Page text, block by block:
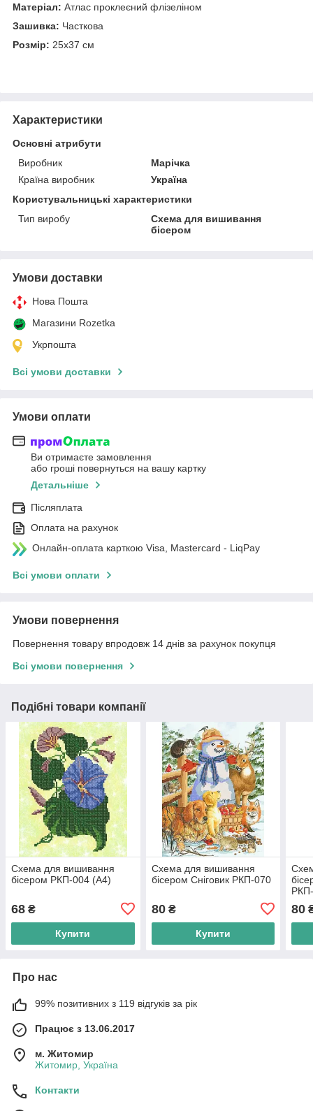
Матеріал: Атлас проклеєний флізеліном
Зашивка: Часткова
Розмір: 25х37 см
Характеристики
Основні атрибути
Виробник
Марічка
Країна виробник
Україна
Користувальницькі характеристики
Тип виробу
Схема для вишивання
бісером
Умови доставки
Нова Пошта
Магазини Rozetka
Укрпошта
Всі умови доставки
Умови оплати
Ви отримаєте замовлення
або гроші повернуться на вашу картку
Детальніше
Післяплата
Оплата на рахунок
Онлайн-оплата карткою Visa, Mastercard - LiqPay
Всі умови оплати
Умови повернення
Повернення товару впродовж 14 днів за рахунок покупця
Всі умови повернення
Подібні товари компанії
Схема для вишивання
бісером РКП-004 (А4)
68 ₴
Купити
Схема для вишивання
бісером Сніговик РКП-070
80₴
Купити
80
Про нас
99% позитивних з 119 відгуків за рік
Працює з 13.06.2017
м. Житомир
Житомир, Україна
Контакти